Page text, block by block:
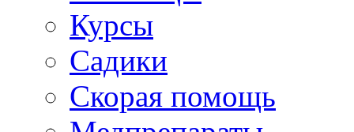
Курсы
Садики
Скорая помощь